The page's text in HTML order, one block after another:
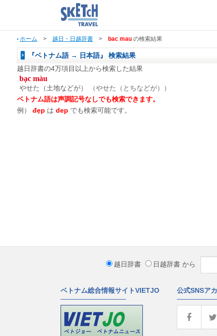
ホーム > 越日・日越辞書 > bac mau の検索結果
『ベトナム語 → 日本語』 検索結果
越日辞書の4万項目以上から検索した結果
bạc màu
やせた（土地などが）
（やせた（とちなどが））
ベトナム語は声調記号なしでも検索できます。
例）
đẹp は dep でも検索可能です。
越日辞書 日越辞書 から
ベトナム総合情報サイトVIETJO 公式SNSア